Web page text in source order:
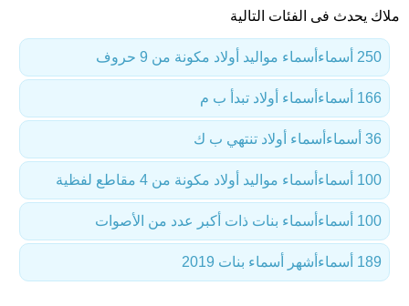
ملاك يحدث فى الفئات التالية
أسماء مواليد أولاد مكونة من 9 حروف 250 أسماء
أسماء أولاد تبدأ ب م 166 أسماء
أسماء أولاد تنتهي ب ك 36 أسماء
أسماء مواليد أولاد مكونة من 4 مقاطع لفظية 100 أسماء
أسماء بنات ذات أكبر عدد من الأصوات 100 أسماء
أشهر أسماء بنات 2019 189 أسماء